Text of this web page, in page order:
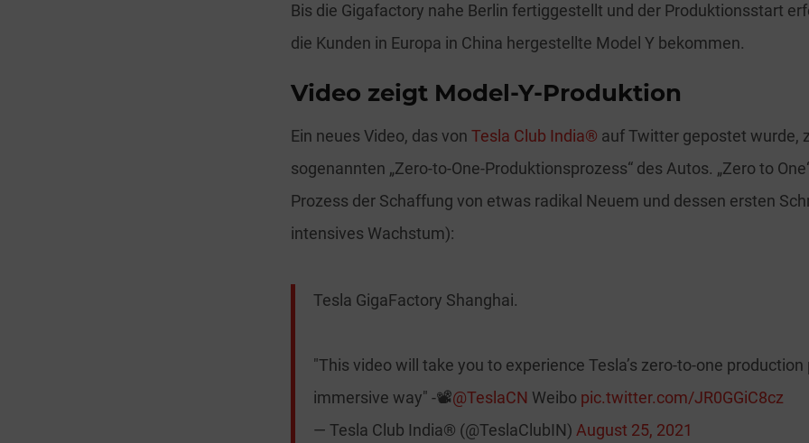
Bis die Gigafactory nahe Berlin fertiggestellt und der Produktionsstart
die Kunden in Europa in China hergestellte Model Y bekommen.
Video zeigt Model-Y-Produktion
Ein neues Video, das von Tesla Club India® auf Twitter gepostet wurde,
sogenannten „Zero-to-One-Produktionsprozess“ des Autos. „Zero to
Prozess der Schaffung von etwas radikal Neuem und dessen ersten
intensives Wachstum):
Tesla GigaFactory Shanghai.
"This video will take you to experience Tesla’s zero-to-one production
immersive way" -📽️@TeslaCN Weibo pic.twitter.com/JR0GGiC8cz
— Tesla Club India® (@TeslaClubIN) August 25, 2021